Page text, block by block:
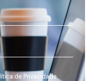
de Privacidade